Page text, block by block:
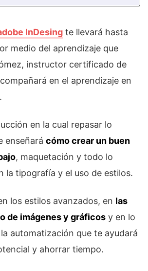
InDesing te llevará hasta
medio del aprendizaje que
instructor certificado de
en el aprendizaje en
en la cual repasar lo
enseñará cómo crear un buen
, maquetación y todo lo
la tipografía y el uso de estilos.
los estilos avanzados, en las
de imágenes y gráficos y en lo
automatización que te ayudará
y ahorrar tiempo.